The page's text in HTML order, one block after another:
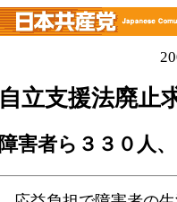
自立支援法廃止
障害者ら３３０人